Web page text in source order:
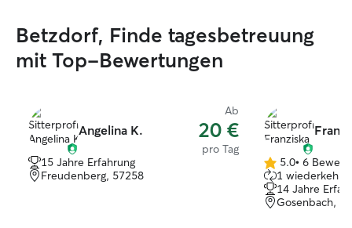
Betzdorf, Finde tagesbetreuung
mit Top-Bewertungen
Angelina K.
Ab
20 €
pro Tag
15 Jahre Erfahrung
Freudenberg, 57258
5.0
von
5
Sternen
5.0• 6
1
14 Jahre
Gosenbach,